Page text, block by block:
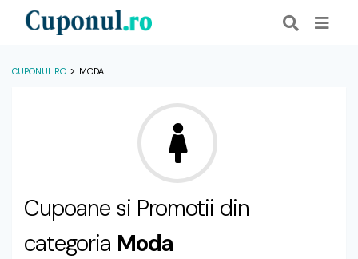
CUPONUL.RO > MODA
Cupoane si Promotii din
categoria Moda